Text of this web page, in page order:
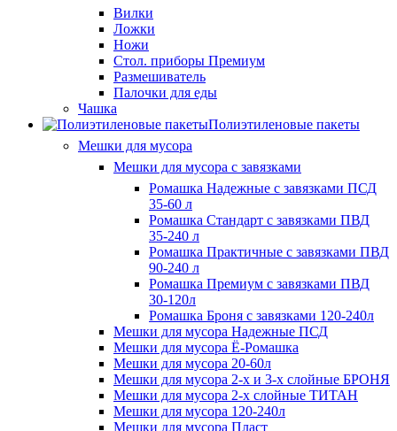
Вилки
Ложки
Ножи
Стол. приборы Премиум
Размешиватель
Палочки для еды
Чашка
Полиэтиленовые пакеты
Мешки для мусора
Мешки для мусора с завязками
Ромашка Надежные с завязками ПСД
35-60 л
Ромашка Стандарт с завязками ПВД
35-240 л
Ромашка Практичные с завязками ПВД
90-240 л
Ромашка Премиум с завязками ПВД
30-120л
Ромашка Броня с завязками 120-240л
Мешки для мусора Надежные ПСД
Мешки для мусора Ё-Ромашка
Мешки для мусора 20-60л
Мешки для мусора 2-х и 3-х слойные БРОНЯ
Мешки для мусора 2-х слойные ТИТАН
Мешки для мусора 120-240л
Мешки для мусора Пласт